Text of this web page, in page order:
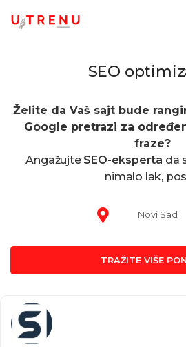
SEO
Želite da Vaš sajt bude
Google pretrazi za
fraze?
Angažujte SEO-eksperta da
nimalo lak,
Novi Sad
TRAŽITE VIŠE